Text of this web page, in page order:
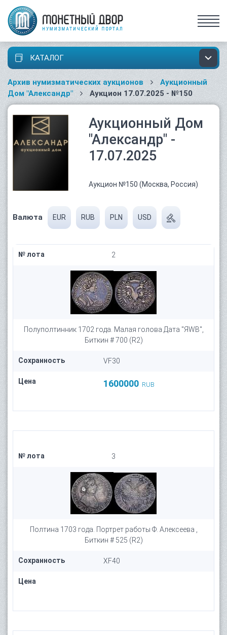
КАТАЛОГ
Архив нумизматических аукционов
Аукционный
Дом "Александр"
Аукцион 17.07.2025 - №150
Аукционный Дом
"Александр" -
17.07.2025
Аукцион №150 (Москва, Россия)
Валюта EUR RUB PLN USD
№ лота 2
Полуполтинник 1702 года. Малая голова Дата "ЯWB",
Биткин # 700 (R2)
Сохранность VF30
Цена 1600000 RUB
№ лота 3
Полтина 1703 года. Портрет работы Ф. Алексеева ,
Биткин # 525 (R2)
Сохранность XF40
Цена